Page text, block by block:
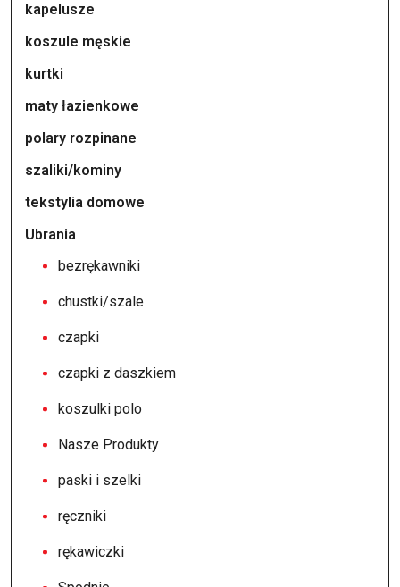
kapelusze
koszule męskie
kurtki
maty łazienkowe
polary rozpinane
szaliki/kominy
tekstylia domowe
Ubrania
bezrękawniki
chustki/szale
czapki
czapki z daszkiem
koszulki polo
Nasze Produkty
paski i szelki
ręczniki
rękawiczki